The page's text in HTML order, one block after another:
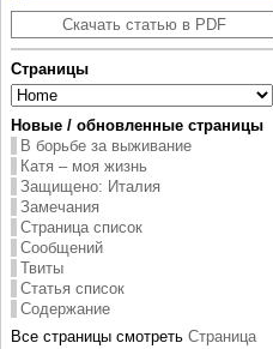
Скачать статью в PDF
Страницы
Новые / обновленные страницы
В борьбе за выживание
Катя – моя жизнь
Защищено: Италия
Замечания
Страница список
Сообщений
Твиты
Статья список
Содержание
Все страницы смотреть Страница